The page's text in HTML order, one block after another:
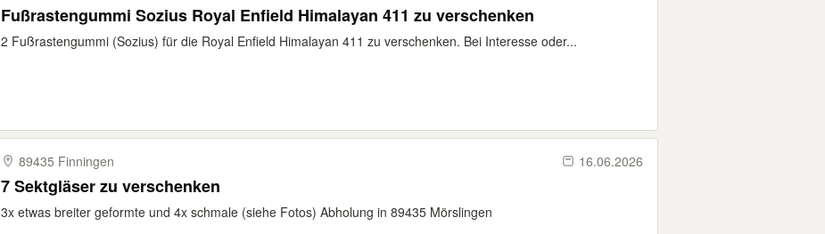
Fußrastengummi Sozius Royal Enfield Himalayan 411 zu verschenken
2 Fußrastengummi (Sozius) für die Royal Enfield Himalayan 411 zu verschenken. Bei Interesse oder...
89435 Finningen 16.06.2026
7 Sektgläser zu verschenken
3x etwas breiter geformte und 4x schmale (siehe Fotos) Abholung in 89435 Mörslingen